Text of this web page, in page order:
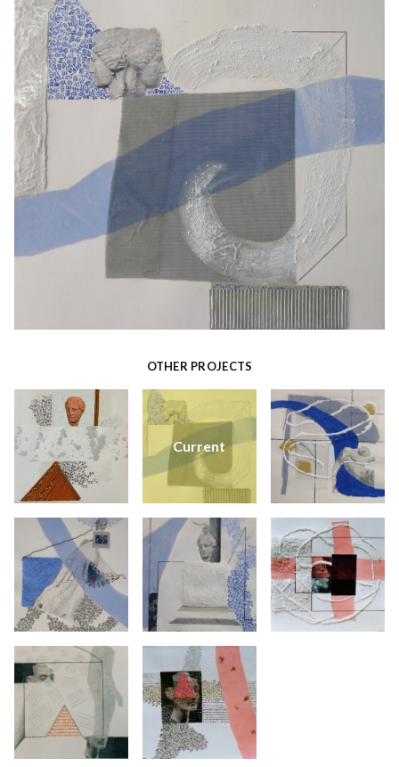
OTHER PROJECTS
Current